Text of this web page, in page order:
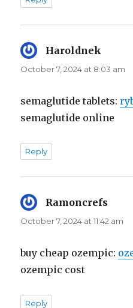
Haroldnek
October 7, 2024 at 8:03 am
semaglutide tablets:
semaglutide online
Reply
Ramoncrefs
October 7, 2024 at 11:42 am
buy cheap ozempic:
ozempic cost
Reply